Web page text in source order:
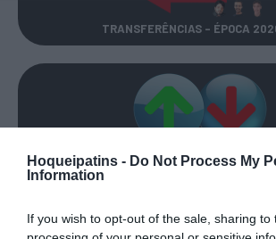
Hoqueipatins - Do Not Process My
Information
If you wish to opt-out of the sale, sharing to
TRANSFERÊNCIAS - ÉPOCA
CAMPEÕES, SUBIDAS E DESCIDAS
JOGOS EM DIRETO